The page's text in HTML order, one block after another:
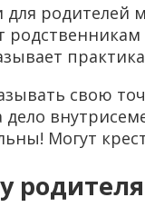
для родителей
свою
Могут